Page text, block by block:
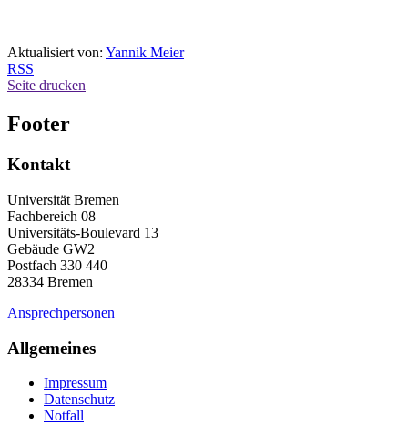
Aktualisiert von: Yannik Meier
RSS
Seite drucken
Footer
Kontakt
Universität Bremen
Fachbereich 08
Universitäts-Boulevard 13
Gebäude GW2
Postfach 330 440
28334 Bremen
Ansprechpersonen
Allgemeines
Impressum
Datenschutz
Notfall